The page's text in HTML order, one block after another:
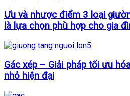
Ưu và nhược điểm 3 loại
là lựa chọn phù hợp cho gia
Gác xép – Giải pháp tối ưu
nhỏ hiện đại